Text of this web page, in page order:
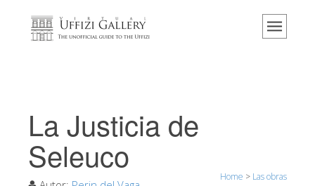
Home
Eventos y exposiciones
Los comentarios de los visitantes
La Justicia de
Seleuco
Home > Las obras